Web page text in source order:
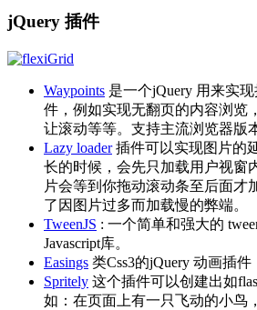
jQuery 插件
Waypoints 是一个jQuery 用来实
件，例如实现无翻页的内容浏览
让滚动等等。支持主流浏览器版
Lazy loader插件可以实现图片的
长的时候，会先只加载用户视窗
片会等到你拖动滚动条至后面才
了因图片过多而加载慢的弊端。
TweenJS : 一个简单和强大的
Javascript库。
Easings 类Css3的jQuery 动画插件
Spritely 这个插件可以创建出如
如：在页面上有一只飞动的小鸟